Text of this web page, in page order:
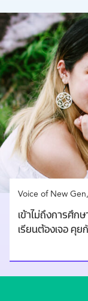
Voice of New Gen
เข้าไม่ถึงการศึ
เรียนต้องเจอ คุ